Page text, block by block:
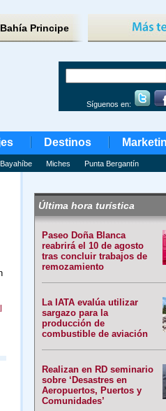
Bahía Principe
Síguenos en:
Destinos
Miches Punta Bergantín
Última hora turística
Paseo Doña Blanca
reabrirá el 10 de agosto
tras concluir trabajos de
remozamiento
La IATA evalúa utilizar
sargazo para la
producción de
combustible de aviación
Realizan en RD seminario
sobre ‘Desastres en
Aeropuertos, Puertos y
Comunidades’